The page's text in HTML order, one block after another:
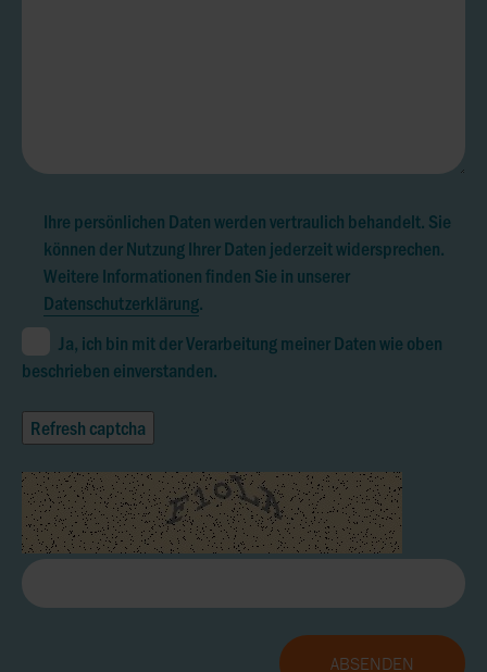
Ihre persönlichen Daten werden vertraulich behandelt. Sie
können der Nutzung Ihrer Daten jederzeit widersprechen.
Weitere Informationen finden Sie in unserer
Datenschutzerklärung.
Ja, ich bin mit der Verarbeitung meiner Daten wie oben
beschrieben einverstanden.
Refresh captcha